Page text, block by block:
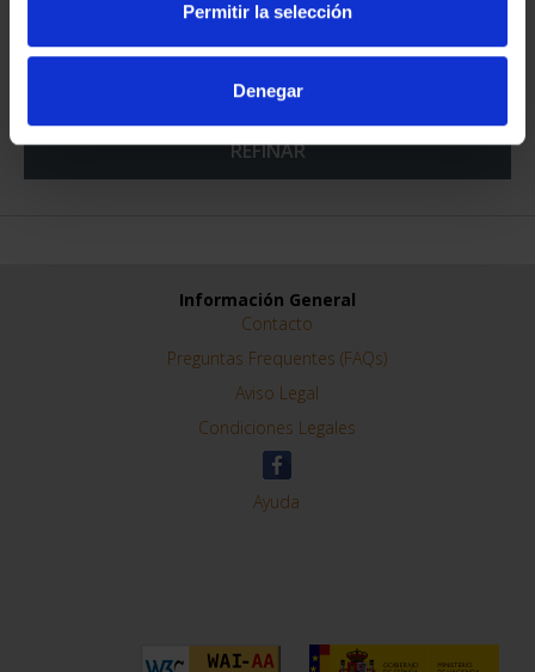
Permitir la selección
Denegar
REFINAR
Información General
Contacto
Preguntas Frequentes (FAQs)
Aviso Legal
Condiciones Legales
Ayuda